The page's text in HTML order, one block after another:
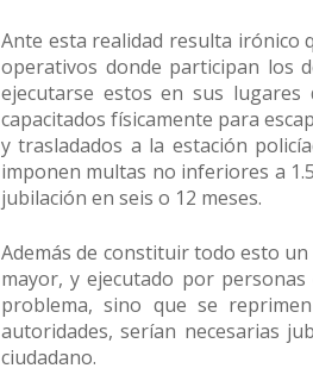
Ante esta realidad resulta irónico
operativos donde participan los
ejecutarse estos en sus
capacitados físicamente para
y trasladados a la estación
imponen multas no inferiores a
jubilación en seis o 12 meses.
Además de constituir todo esto
mayor, y ejecutado por
problema, sino que se
autoridades, serían necesarias
ciudadano.